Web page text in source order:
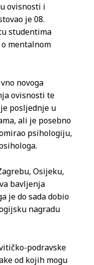
ovisnosti i
je 08.
studentima
mentalnom
novoga
ovisnosti te
posljednje u
ali je posebno
psihologiju,
Osijeku,
bavljenja
je do sada dobio
nagradu
podravske
od kojih mogu